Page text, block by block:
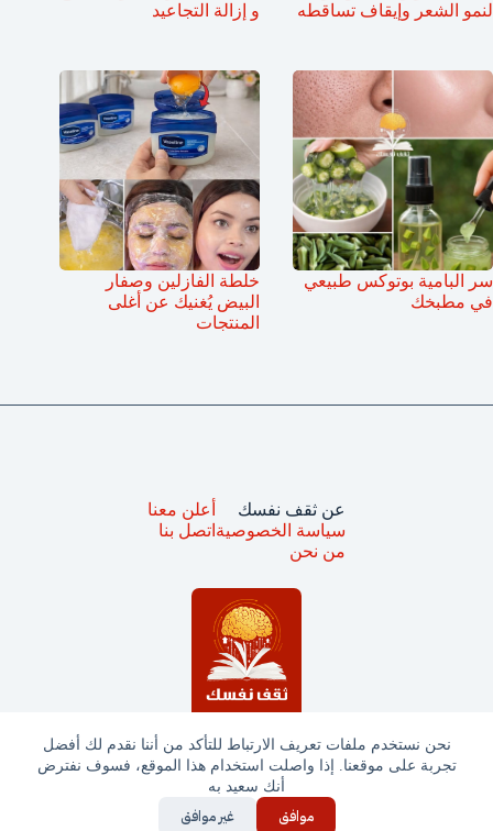
نحن نستخدم ملفات تعريف الارتباط للتأكد من أننا نقدم لك أفضل
تجربة على موقعنا. إذا واصلت استخدام هذا الموقع، فسوف نفترض
أنك سعيد به
موافق غير موافق
لنمو الشعر وإيقاف تساقطه
و إزالة التجاعيد
سر البامية بوتوكس طبيعي
في مطبخك
خلطة الفازلين وصفار
البيض يُغنيك عن أغلى
المنتجات
جميع الحقوق محفوظة © ثقف نفسك 2025
عن ثقف نفسك
سياسة الخصوصية
من نحن
أعلن معنا
اتصل بنا